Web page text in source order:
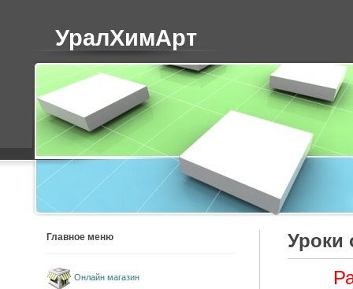
УралХимАрт
Уроки
Главное меню
Онлайн магазин